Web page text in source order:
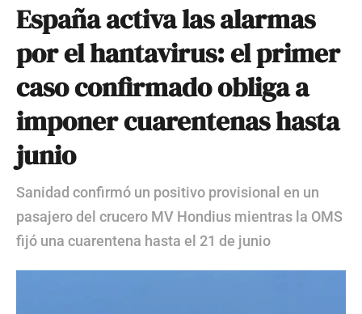
España activa las alarmas
por el hantavirus: el primer
caso confirmado obliga a
imponer cuarentenas hasta
junio
Sanidad confirmó un positivo provisional en un
pasajero del crucero MV Hondius mientras la OMS
fijó una cuarentena hasta el 21 de junio